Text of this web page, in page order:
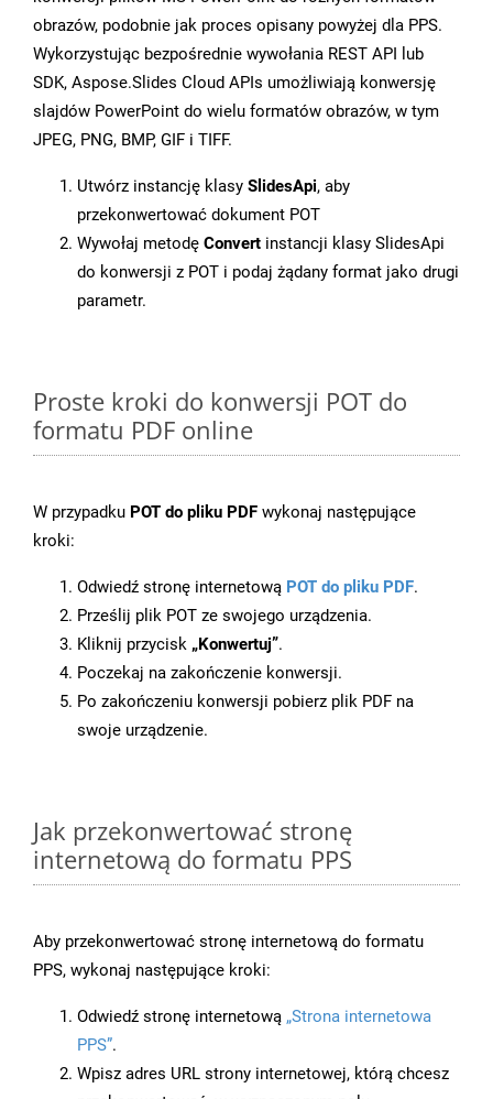
obrazów, podobnie jak proces opisany powyżej dla PPS.
Wykorzystując bezpośrednie wywołania REST API lub
SDK, Aspose.Slides Cloud APIs umożliwiają konwersję
slajdów PowerPoint do wielu formatów obrazów, w tym
JPEG, PNG, BMP, GIF i TIFF.
Utwórz instancję klasy SlidesApi, aby
przekonwertować dokument POT
Wywołaj metodę Convert instancji klasy SlidesApi
do konwersji z POT i podaj żądany format jako drugi
parametr.
Proste kroki do konwersji POT do
formatu PDF online
W przypadku POT do pliku PDF wykonaj następujące
kroki:
Odwiedź stronę internetową POT do pliku PDF.
Prześlij plik POT ze swojego urządzenia.
Kliknij przycisk „Konwertuj”.
Poczekaj na zakończenie konwersji.
Po zakończeniu konwersji pobierz plik PDF na
swoje urządzenie.
Jak przekonwertować stronę
internetową do formatu PPS
Aby przekonwertować stronę internetową do formatu
PPS, wykonaj następujące kroki:
Odwiedź stronę internetową „Strona internetowa
PPS”.
Wpisz adres URL strony internetowej, którą chcesz